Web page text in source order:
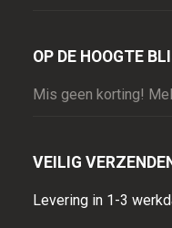
OP DE HOOGTE
Mis geen korting!
VEILIG
Levering in 1-3